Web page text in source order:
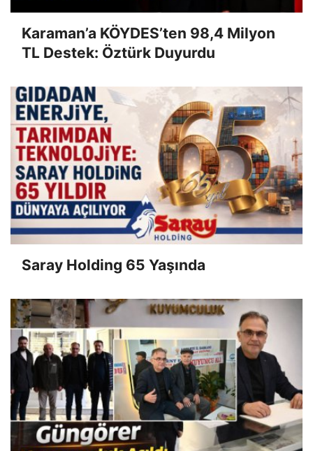
Karaman’a KÖYDES’ten 98,4 Milyon
TL Destek: Öztürk Duyurdu
Saray Holding 65 Yaşında